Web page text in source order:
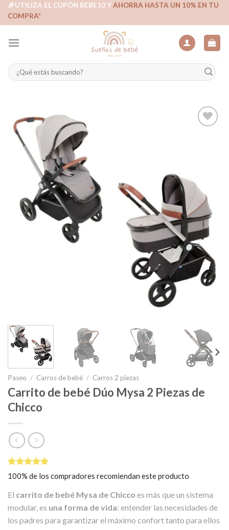
Skip🎉UTILIZA EL CUPÓN BEBE10 YAHORRA HASTA UN 10% EN TU
COMPRA*
Buscar
por:
deseos
Paseo / Carros de bebé / Carros 2 piezas
Carrito de bebé Dúo Mysa 2 Piezas de
Chicco
Valorado
5.00 sobre
en
1
puntuación
de cliente
100% de los compradores recomiendan este producto
El carrito de bebé Mysa de Chicco es más que un sistema
modular, es una forma de vida: entender las necesidades de
los padres para garantizar el máximo confort tanto para ellos